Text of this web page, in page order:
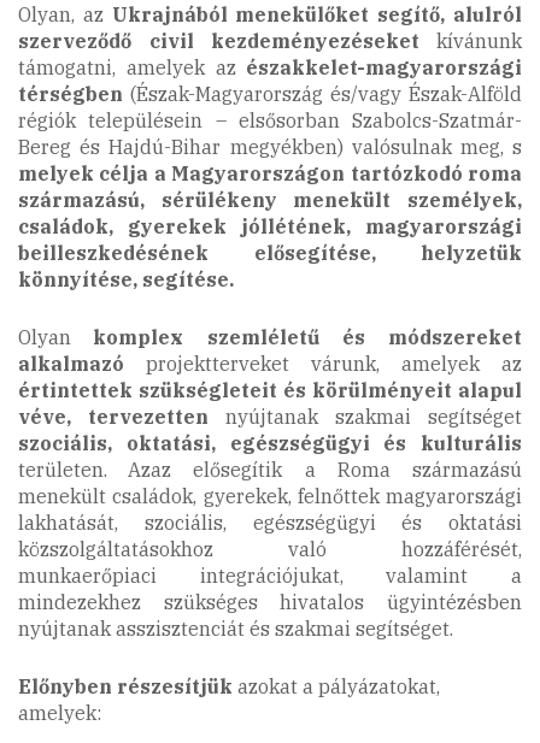
Olyan, az Ukrajnából menekülőket segítő, alulról
szerveződő civil kezdeményezéseket
kívánunk
támogatni, amelyek az északkelet-magyarországi
térségben (Észak-Magyarország és/vagy Észak-Alföld
régiók településein – elsősorban Szabolcs-Szatmár-
Bereg és Hajdú-Bihar megyékben) valósulnak meg, s
melyek célja a Magyarországon tartózkodó roma
származású, sérülékeny menekült személyek,
családok, gyerekek jóllétének, magyarországi
beilleszkedésének elősegítése, helyzetük
könnyítése, segítése.
Olyan
komplex szemléletű és módszereket
alkalmazó projektterveket várunk, amelyek az
értintettek szükségleteit és körülményeit alapul
véve, tervezetten
nyújtanak szakmai segítséget
szociális, oktatási, egészségügyi és kulturális
területen.
Azaz elősegítik a Roma származású
menekült családok, gyerekek, felnőttek magyarországi
lakhatását, szociális, egészségügyi és oktatási
közszolgáltatásokhoz való hozzáférését,
munkaerőpiaci integrációjukat, valamint a
mindezekhez szükséges hivatalos ügyintézésben
nyújtanak asszisztenciát és szakmai segítséget.
Előnyben részesítjük azokat a pályázatokat,
amelyek: